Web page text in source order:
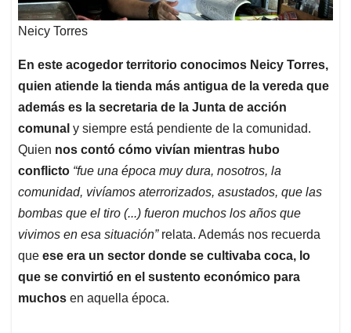
Neicy Torres
En este acogedor territorio conocimos Neicy Torres,
quien atiende la tienda más antigua de la vereda que
además es la secretaria de la Junta de acción
comunal y siempre está pendiente de la comunidad.
Quien nos contó cómo vivían mientras hubo
conflicto “fue una época muy dura, nosotros, la
comunidad, vivíamos aterrorizados, asustados, que las
bombas que el tiro (...) fueron muchos los años que
vivimos en esa situación”relata. Además nos recuerda
que ese era un sector donde se cultivaba coca, lo
que se convirtió en el sustento económico para
muchos en aquella época.